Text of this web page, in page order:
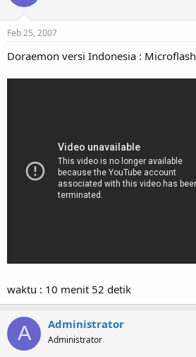
Feb 25, 2007
Doraemon versi Indonesia : Microflash
waktu : 10 menit 52 detik
A Administrator
Administrator